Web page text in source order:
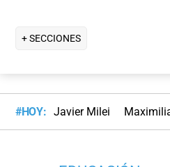
+ SECCIONES
#HOY: Javier Milei